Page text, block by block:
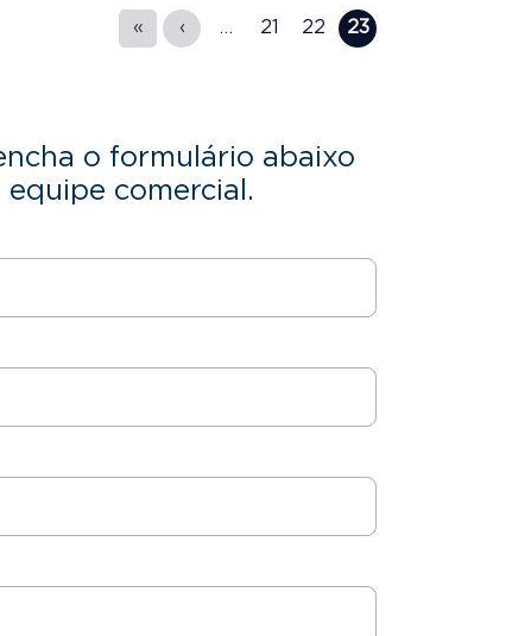
« ‹ … 21 22 23
o formulário abaixo
comercial.